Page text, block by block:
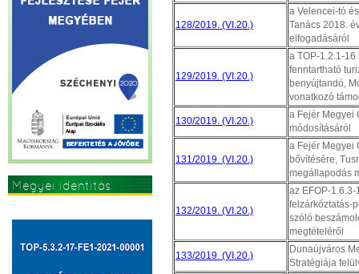
Megyei identitás
128/2019. (VI.20.)
a Velencei-tó
Tanács 2018.
elfogadásáról
129/2019. (VI.20.)
a TOP-1.2.1-
fenntartható
benyújtandó,
vonatkozó
130/2019. (VI.20.)
a Fejér Megyei
módosításáról
131/2019. (VI.20.)
a Fejér Megyei
bővítésére,
megállapodás
132/2019. (VI.20.)
az EFOP-
felzárkóztatás-
szóló
megtételéről
133/2019. (VI.20.)
Dunaújváros
Stratégiája